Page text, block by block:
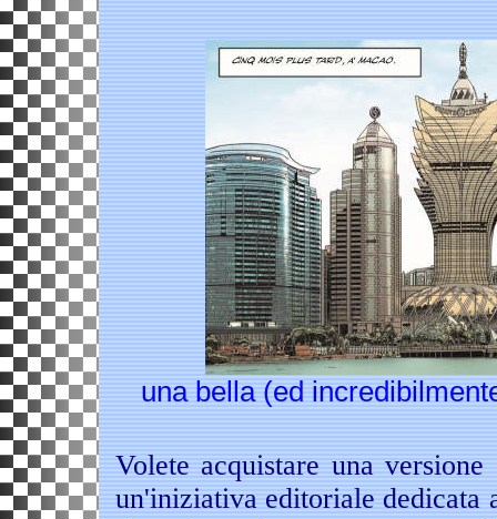
una bella (ed
Volete acquistare una
un'iniziativa editoriale dedicata